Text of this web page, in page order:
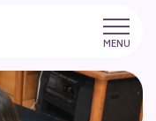
メニ
MENU